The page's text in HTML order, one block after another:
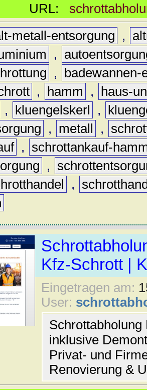
URL:
metall-entsorgung ,
,
,
badewannen-
, hamm ,
haus-
, kluengelskerl ,
, metall ,
,
schrottankauf-
,
,
Kfz-Schrott |
Eingetragen am:
User:
inklusive
Privat- und
Renovierung &